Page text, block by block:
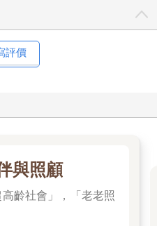
評價
與照顧
齡社會」，「老老照